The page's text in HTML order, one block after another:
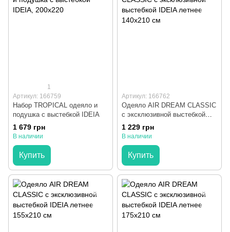
1
Артикул: 166759
Набор TROPICAL одеяло и
подушка с выстебкой IDEIA
1 679 грн
В наличии
Купить
Артикул: 166762
Одеяло AIR DREAM CLASSIC
с эксклюзивной выстебкой
IDEIA летнее 140x210 см
1 229 грн
В наличии
Купить